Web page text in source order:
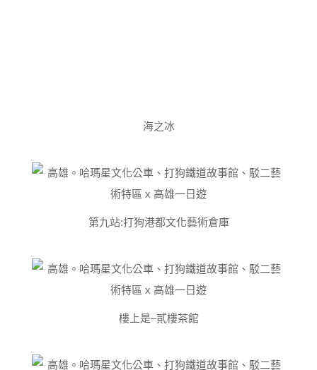
海之冰
第九站:打狗港都文化藝術倉庫
樓上是–貳樓茶館